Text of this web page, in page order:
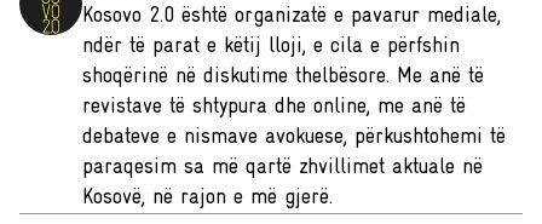
Kosovo 2.0 është organizatë e pavarur mediale,
ndër të parat e këtij lloji, e cila e përfshin
shoqërinë në diskutime thelbësore. Me anë të
revistave të shtypura dhe online, me anë të
debateve e nismave avokuese, përkushtohemi të
paraqesim sa më qartë zhvillimet aktuale në
Kosovë, në rajon e më gjerë.